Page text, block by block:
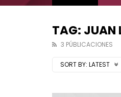
Sudcalifornia
TAG: JUAN
3 PÚBLICACIONES
SORT BY: LATEST